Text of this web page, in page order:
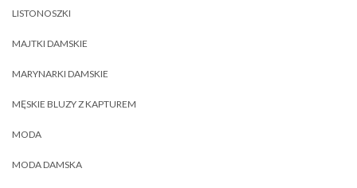
LISTONOSZKI
MAJTKI DAMSKIE
MARYNARKI DAMSKIE
MĘSKIE BLUZY Z KAPTUREM
MODA
MODA DAMSKA